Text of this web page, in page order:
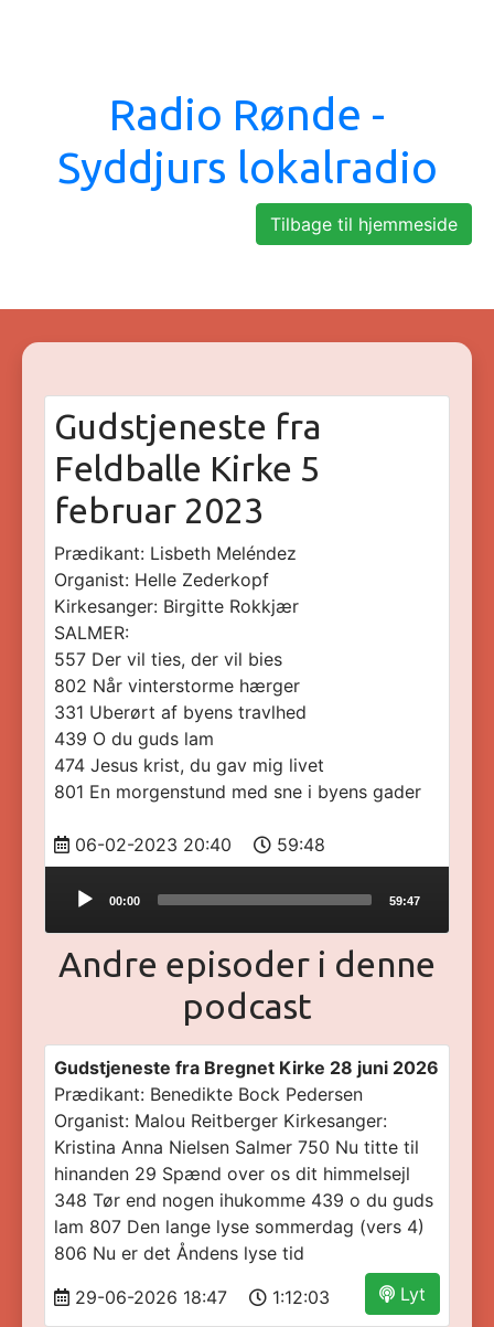
Radio Rønde -
Syddjurs lokalradio
Tilbage til hjemmeside
Gudstjeneste fra
Feldballe Kirke 5
februar 2023
Prædikant: Lisbeth Meléndez
Organist: Helle Zederkopf
Kirkesanger: Birgitte Rokkjær
SALMER:
557 Der vil ties, der vil bies
802 Når vinterstorme hærger
331 Uberørt af byens travlhed
439 O du guds lam
474 Jesus krist, du gav mig livet
801 En morgenstund med sne i byens gader
06-02-2023 20:40 59:48
Audio
00:00 59:47
Andre episoder i denne
podcast
Gudstjeneste fra Bregnet Kirke 28 juni 2026
Prædikant: Benedikte Bock Pedersen
Organist: Malou Reitberger Kirkesanger:
Kristina Anna Nielsen Salmer 750 Nu titte til
hinanden 29 Spænd over os dit himmelsejl
348 Tør end nogen ihukomme 439 o du guds
lam 807 Den lange lyse sommerdag (vers 4)
806 Nu er det Åndens lyse tid
Lyt
29-06-2026 18:47 1:12:03